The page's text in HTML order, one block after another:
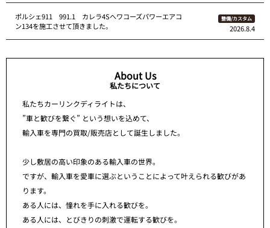
ポルシェ911 991.1 カレラ4Sへワコーズパワーエアコ
ン134を施工させて頂きました。
整備/カスタム
2026.8.4
About Us
私たちについて
私たちカーリンクディライトは、
”車と歓びを繋ぐ” という想いを込めて、
輸入車を専門の買取/販売店として誕生しました。
少し敷居の高い印象のある輸入車の世界。
ですが、輸入車を愛車に選ぶということによって叶えられる歓びがあ
ります。
ある人には、憧れを手に入れる歓びを。
ある人には、とびきりの刺激で運転する歓びを。